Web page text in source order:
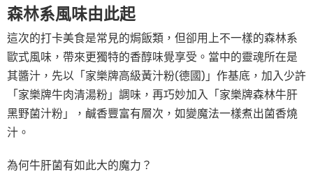
森林系風味由此起
這次的打卡美食是常見的焗飯類，但卻用上不一樣的森林系
歐式風味，帶來更獨特的香醇味覺享受。當中的靈魂所在是
其醬汁，先以「家樂牌高級黃汁粉(德國)」作基底，加入少許
「家樂牌牛肉清湯粉」調味，再巧妙加入「家樂牌森林牛肝
黑野菌汁粉」，鹹香豐富有層次，如變魔法一樣煮出菌香燒
汁。
為何牛肝菌有如此大的魔力？